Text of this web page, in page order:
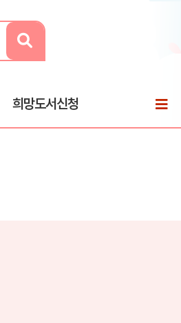
희망도서신청